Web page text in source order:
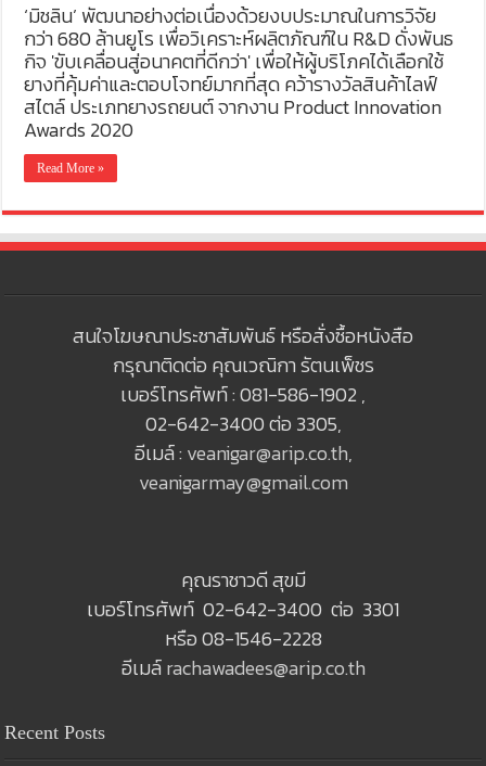
‘มิชลิน’ พัฒนาอย่างต่อเนื่องด้วยงบประมาณในการวิจัย
กว่า 680 ล้านยูโร เพื่อวิเคราะห์ผลิตภัณฑ์ใน R&D ดั่งพันธ
กิจ 'ขับเคลื่อนสู่อนาคตที่ดีกว่า' เพื่อให้ผู้บริโภคได้เลือกใช้
ยางที่คุ้มค่าและตอบโจทย์มากที่สุด คว้ารางวัลสินค้าไลฟ์
สไตล์ ประเภทยางรถยนต์ จากงาน Product Innovation
Awards 2020
Read More »
สนใจโฆษณาประชาสัมพันธ์ หรือสั่งซื้อหนังสือ
กรุณาติดต่อ คุณเวณิกา รัตนเพ็ชร
เบอร์โทรศัพท์ : 081-586-1902 ,
02-642-3400 ต่อ 3305,
อีเมล์ : veanigar@arip.co.th,
veanigarmay@gmail.com
คุณราชาวดี สุขมี
เบอร์โทรศัพท์ 02-642-3400 ต่อ 3301
หรือ 08-1546-2228
อีเมล์rachawadees@arip.co.th
Recent Posts